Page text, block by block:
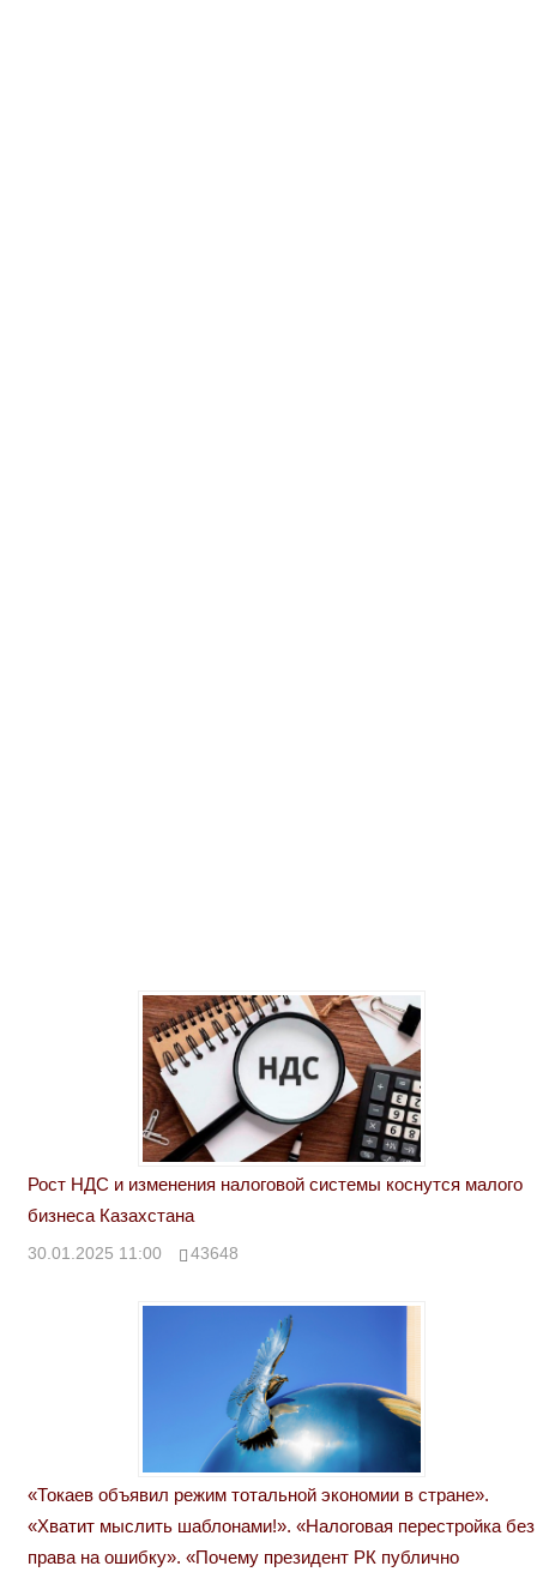
Рост НДС и изменения налоговой системы коснутся малого
бизнеса Казахстана
30.01.2025 11:00 43648
«Токаев объявил режим тотальной экономии в стране».
«Хватит мыслить шаблонами!». «Налоговая перестройка без
права на ошибку». «Почему президент РК публично